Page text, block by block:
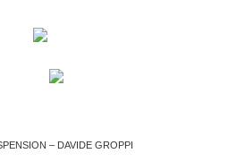
– DAVIDE GROPPI